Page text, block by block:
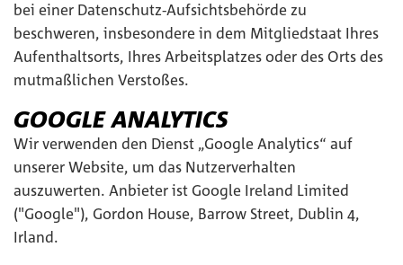
bei einer Datenschutz-Aufsichtsbehörde zu
beschweren, insbesondere in dem Mitgliedstaat Ihres
Aufenthaltsorts, Ihres Arbeitsplatzes oder des Orts des
mutmaßlichen Verstoßes.
GOOGLE ANALYTICS
Wir verwenden den Dienst „Google Analytics“ auf
unserer Website, um das Nutzerverhalten
auszuwerten. Anbieter ist Google Ireland Limited
("Google"), Gordon House, Barrow Street, Dublin 4,
Irland.